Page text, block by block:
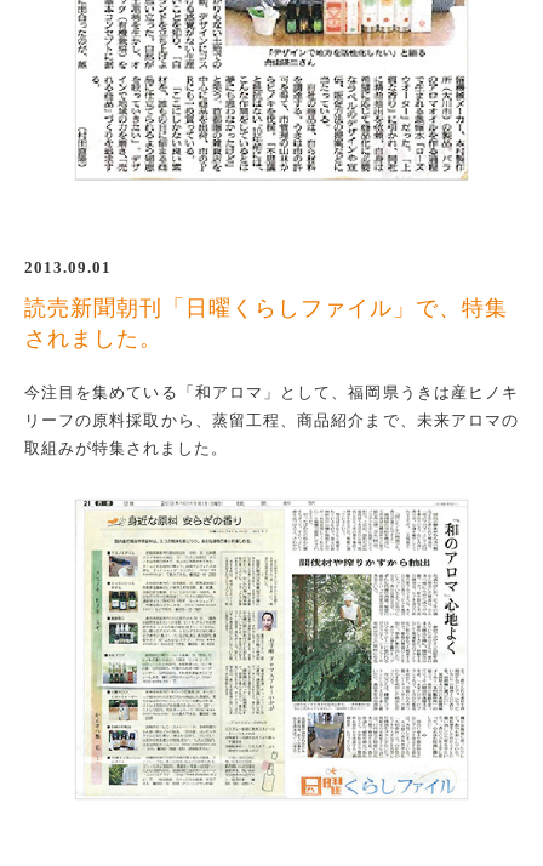
2013.09.01
読売新聞朝刊「日曜くらしファイル」で、特集
されました。
今注目を集めている「和アロマ」として、福岡県うきは産ヒノキ
リーフの原料採取から、蒸留工程、商品紹介まで、未来アロマの
取組みが特集されました。